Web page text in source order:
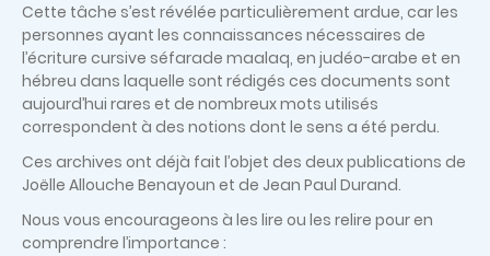
Cette tâche s’est révélée particulièrement ardue, car les
personnes ayant les connaissances nécessaires de
l’écriture cursive séfarade maalaq, en judéo-arabe et en
hébreu dans laquelle sont rédigés ces documents sont
aujourd’hui rares et de nombreux mots utilisés
correspondent à des notions dont le sens a été perdu.
Ces archives ont déjà fait l’objet des deux publications de
Joëlle Allouche Benayoun et de Jean Paul Durand.
Nous vous encourageons à les lire ou les relire pour en
comprendre l’importance :